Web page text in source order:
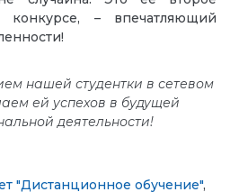
– впечатляющий
нашей студентки в сетевом
ей успехов в будущей
деятельности!
"Дистанционное обучение",